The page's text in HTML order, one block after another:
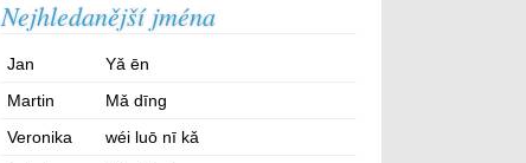
Nejhledanější jména
Jan
Yǎ ēn
Martin
Mǎ dīng
Veronika
wéi luō nī kǎ